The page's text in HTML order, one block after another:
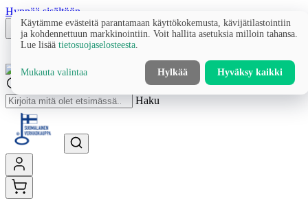
Hyppää sisältöön
Haku
Käytämme evästeitä parantamaan käyttökokemusta, kävijätilastointiin
ja kohdennettuun markkinointiin. Voit hallita asetuksia milloin tahansa.
Lue lisää tietosuojaselosteesta
Mukauta valintaa Hylkää Hyväksy kaikki